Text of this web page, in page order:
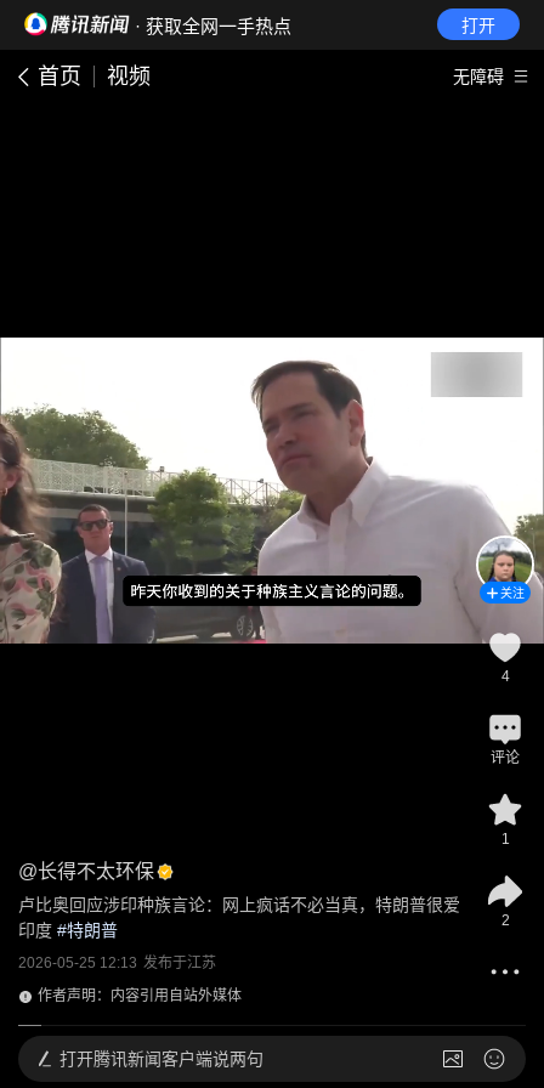
· 获取全网一手热点 打开
首页 视频 无障碍
@长得不太环保
卢比奥回应涉印种族言论：网上疯话不必当真，特朗普很爱
印度 #特朗普
2026-05-25 12:13 发布于江苏
作者声明：内容引用自站外媒体
关注
4
评论
1
2
打开腾讯新闻客户端说两句